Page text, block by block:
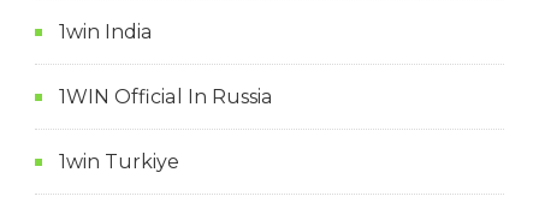
1win India
1WIN Official In Russia
1win Turkiye